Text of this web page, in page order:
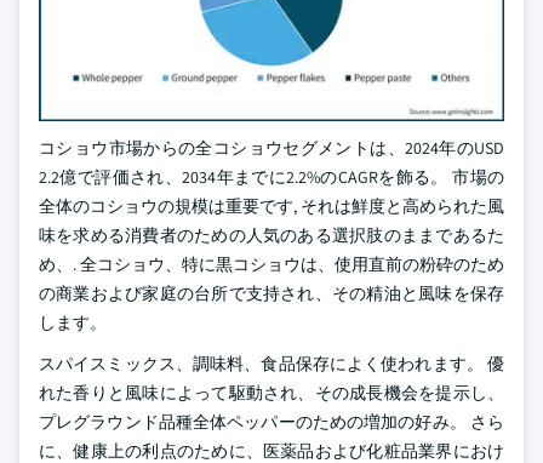
コショウ市場からの全コショウセグメントは、2024年のUSD
2.2億で評価され、2034年までに2.2%のCAGRを飾る。 市場の
全体のコショウの規模は重要です, それは鮮度と高められた風
味を求める消費者のための人気のある選択肢のままであるた
め、. 全コショウ、特に黒コショウは、使用直前の粉砕のため
の商業および家庭の台所で支持され、その精油と風味を保存
します。
スパイスミックス、調味料、食品保存によく使われます。 優
れた香りと風味によって駆動され、その成長機会を提示し、
プレグラウンド品種全体ペッパーのための増加の好み。 さら
に、健康上の利点のために、医薬品および化粧品業界におけ